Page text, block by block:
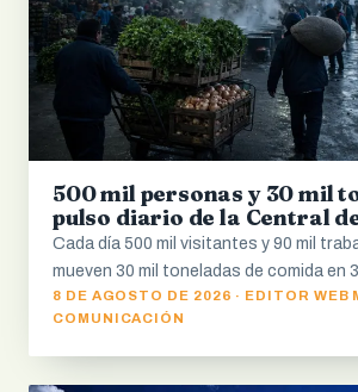
500 mil personas y 30 mil
pulso diario de la Central
Cada día 500 mil visitantes y 90 mil
mueven 30 mil toneladas de comida en
8 DE AGOSTO DE 2026 · EDITOR WEB
COMUNICACIÓN